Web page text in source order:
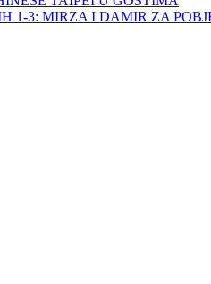
1-3: MIRZA I DAMIR ZA